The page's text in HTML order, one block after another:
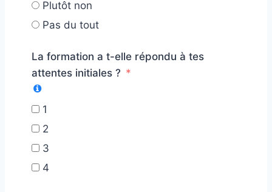
Plutôt non
Pas du tout
La formation a t-elle répondu à tes
attentes initiales ?
1
2
3
4